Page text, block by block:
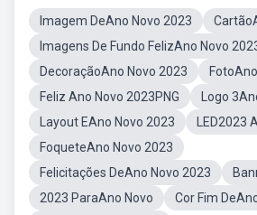
Imagem DeAno Novo 2023
Imagens De Fundo FelizAno Novo
DecoraçãoAno Novo 2023
Feliz Ano Novo 2023PNG
Logo
Layout EAno Novo 2023
LED2023
FoqueteAno Novo 2023
Felicitações DeAno Novo 2023
2023 ParaAno Novo
Cor Fim